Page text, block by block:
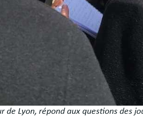
de Lyon, répond aux questions des